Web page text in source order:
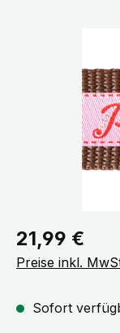
Regulärer Preis:
21,99 €
Preise inkl.
Sofort